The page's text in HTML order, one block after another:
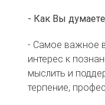
- Как Вы
- Самое важное
интерес к
мыслить и
терпение,